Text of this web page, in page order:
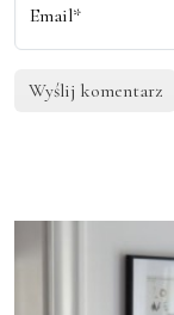
Email*